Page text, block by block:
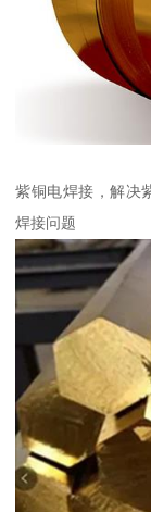
紫铜电焊接，解决
焊接问题